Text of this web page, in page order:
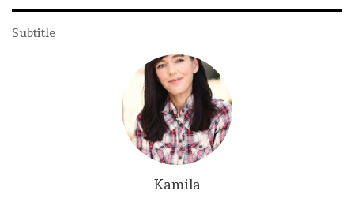
Subtitle
Kamila